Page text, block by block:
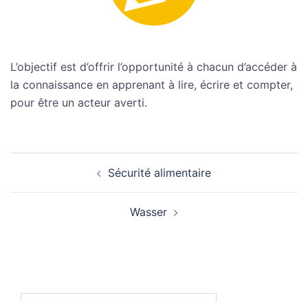
L’objectif est d’offrir l’opportunité à chacun d’accéder à
la connaissance en apprenant à lire, écrire et compter,
pour être un acteur averti.
Sécurité alimentaire
Wasser